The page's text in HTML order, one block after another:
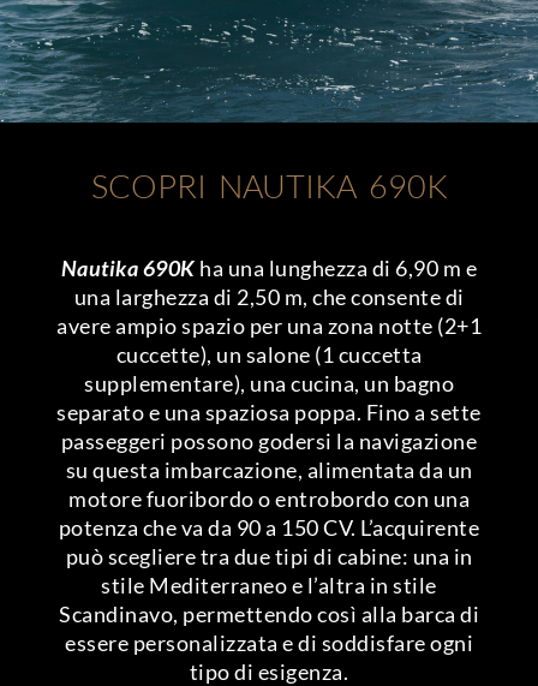
SCOPRI NAUTIKA 690K
Nautika 690K ha una lunghezza di 6,90 m e
una larghezza di 2,50 m, che consente di
avere ampio spazio per una zona notte (2+1
cuccette), un salone (1 cuccetta
supplementare), una cucina, un bagno
separato e una spaziosa poppa. Fino a sette
passeggeri possono godersi la navigazione
su questa imbarcazione, alimentata da un
motore fuoribordo o entrobordo con una
potenza che va da 90 a 150 CV. L’acquirente
può scegliere tra due tipi di cabine: una in
stile Mediterraneo e l’altra in stile
Scandinavo, permettendo così alla barca di
essere personalizzata e di soddisfare ogni
tipo di esigenza.